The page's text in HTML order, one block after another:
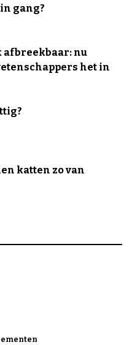
gang?
afbreekbaar: nu
het in
katten zo van